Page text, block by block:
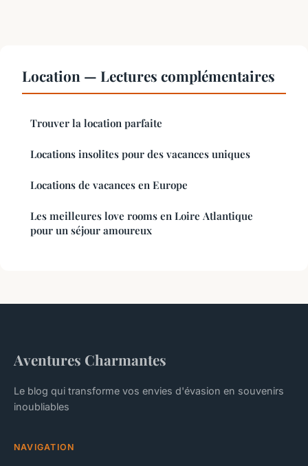
Location — Lectures complémentaires
Trouver la location parfaite
Locations insolites pour des vacances uniques
Locations de vacances en Europe
Les meilleures love rooms en Loire Atlantique
pour un séjour amoureux
Aventures Charmantes
Le blog qui transforme vos envies d'évasion en souvenirs
inoubliables
NAVIGATION